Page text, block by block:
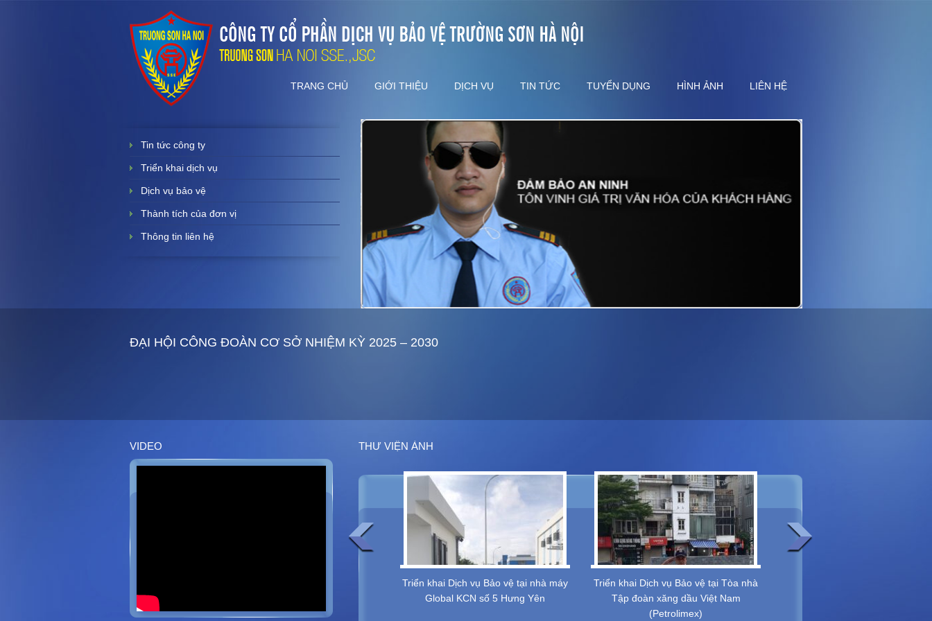
TRANG CHỦ GIỚI THIỆU DỊCH VỤ TIN TỨC TUYỂN DỤNG HÌNH ẢNH LIÊN HỆ
Tin tức công ty
Triển khai dịch vụ
Dịch vụ bảo vệ
Thành tích của đơn vị
Thông tin liên hệ
ĐẠI HỘI CÔNG ĐOÀN CƠ SỞ NHIỆM KỲ 2025 – 2030
VIDEO THƯ VIỆN ẢNH
TNHH Sinfonia Microtec (Việt Nam)
Triển khai Dịch vụ Bảo vệ tại nhà máy
Global KCN số 5 Hưng Yên
Triển khai Dịch vụ Bảo vệ tại Tòa nhà
Tập đoàn xăng dầu Việt Nam
(Petrolimex)